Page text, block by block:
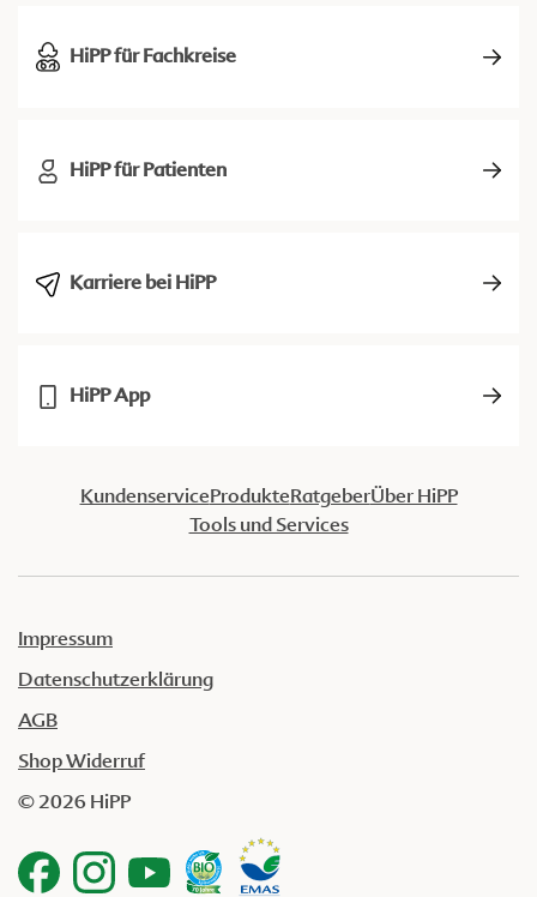
HiPP für Fachkreise
HiPP für Patienten
Karriere bei HiPP
HiPP App
KundenserviceProdukteRatgeberÜber HiPP
Tools und Services
Impressum
Datenschutzerklärung
AGB
Shop Widerruf
© 2026 HiPP